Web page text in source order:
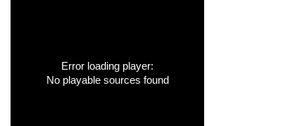
Error loading player:
No playable sources found